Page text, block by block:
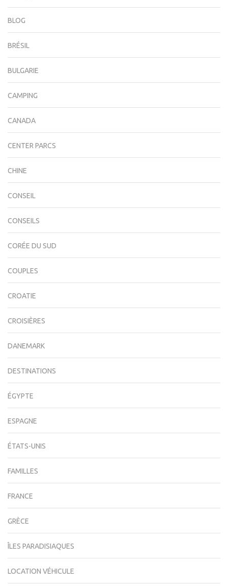
BLOG
BRÉSIL
BULGARIE
CAMPING
CANADA
CENTER PARCS
CHINE
CONSEIL
CONSEILS
CORÉE DU SUD
COUPLES
CROATIE
CROISIÈRES
DANEMARK
DESTINATIONS
ÉGYPTE
ESPAGNE
ÉTATS-UNIS
FAMILLES
FRANCE
GRÈCE
ÎLES PARADISIAQUES
LOCATION VÉHICULE